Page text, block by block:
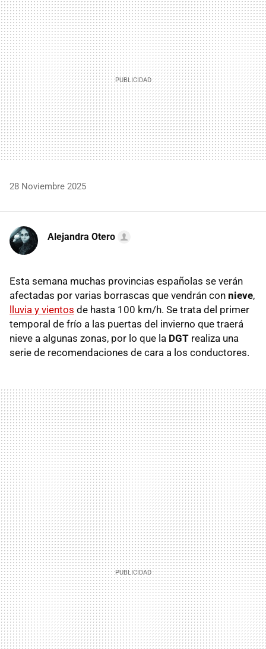
MAIL
28 Noviembre 2025
Alejandra Otero
Esta semana muchas provincias españolas se verán
afectadas por varias borrascas que vendrán con nieve,
lluvia y vientos de hasta 100 km/h. Se trata del primer
temporal de frío a las puertas del invierno que traerá
nieve a algunas zonas, por lo que la DGT realiza una
serie de recomendaciones de cara a los conductores.